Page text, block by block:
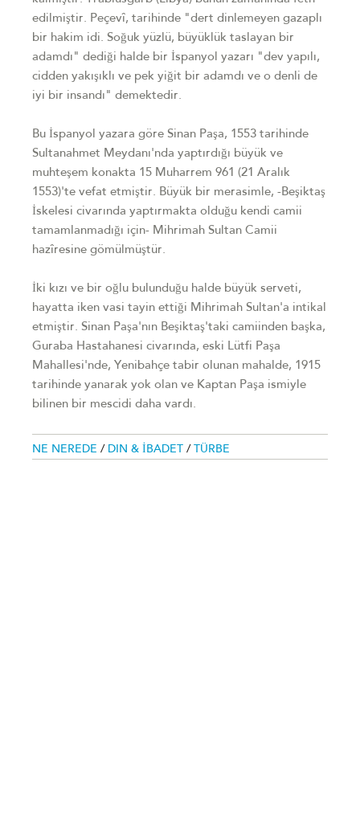
edilmiştir. Peçevî, tarihinde "dert dinlemeyen gazaplı
bir hakim idi. Soğuk yüzlü, büyüklük taslayan bir
adamdı" dediği halde bir İspanyol yazarı "dev yapılı,
cidden yakışıklı ve pek yiğit bir adamdı ve o denli de
iyi bir insandı" demektedir.
Bu İspanyol yazara göre Sinan Paşa, 1553 tarihinde
Sultanahmet Meydanı'nda yaptırdığı büyük ve
muhteşem konakta 15 Muharrem 961 (21 Aralık
1553)'te vefat etmiştir. Büyük bir merasimle, -Beşiktaş
İskelesi civarında yaptırmakta olduğu kendi camii
tamamlanmadığı için- Mihrimah Sultan Camii
hazîresine gömülmüştür.
İki kızı ve bir oğlu bulunduğu halde büyük serveti,
hayatta iken vasi tayin ettiği Mihrimah Sultan'a intikal
etmiştir. Sinan Paşa'nın Beşiktaş'taki camiinden başka,
Guraba Hastahanesi civarında, eski Lütfi Paşa
Mahallesi'nde, Yenibahçe tabir olunan mahalde, 1915
tarihinde yanarak yok olan ve Kaptan Paşa ismiyle
bilinen bir mescidi daha vardı.
NE NEREDE / DIN & İBADET / TÜRBE